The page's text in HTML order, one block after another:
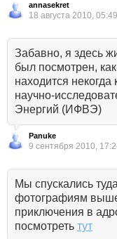
annasekret
18 августа 2010, 05:49
Забавно, я здесь
был посмотрен,
находится
научно-
Энергий (ИФВЭ)
Panuke
9 сентября 2010,
Мы спускались
фотографиям
приключения в
посмотреть тут